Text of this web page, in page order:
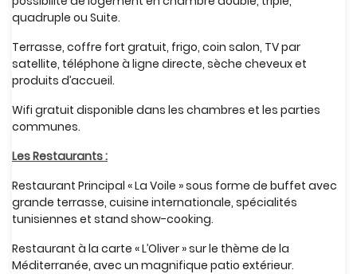
quadruple ou Suite.
Terrasse, coffre fort gratuit, frigo, coin salon, TV par
satellite, téléphone à ligne directe, sèche cheveux et
produits d’accueil.
Wifi gratuit disponible dans les chambres et les parties
communes.
Les Restaurants :
Restaurant Principal « La Voile » sous forme de buffet avec
grande terrasse, cuisine internationale, spécialités
tunisiennes et stand show-cooking.
Restaurant à la carte « L’Oliver » sur le thème de la
Méditerranée, avec un magnifique patio extérieur.